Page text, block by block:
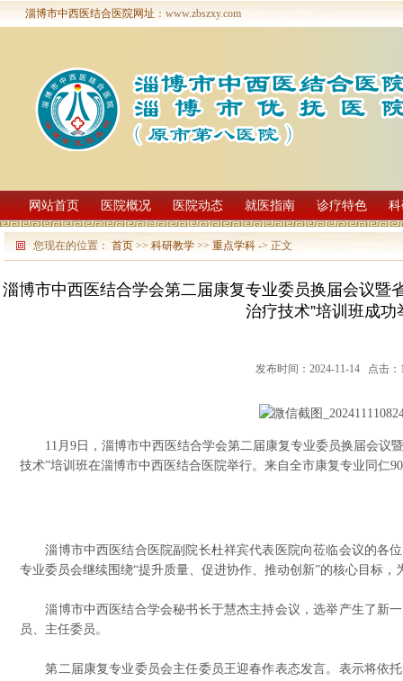
淄博市中西医结合医院网址 ：www.zbszxy.com
网站首页 医院概况 医院动态 就医指南 诊疗特色
您现在的位置： 首页 >> 科研教学 >> 重点学科 -> 正文
淄博市中西医结合学会第二届康复专业委员换届会议暨
治疗技术”培训班成功
发布时间：2024-11-14 点击：
11月9日，淄博市中西医结合学会第二届康复专业委员换届会议
技术”培训班在淄博市中西医结合医院举行。来自全市康复专业同仁
淄博市中西医结合医院副院长杜祥宾代表医院向莅临会议的各
专业委员会继续围绕“提升质量、促进协作、推动创新”的核心目标
淄博市中西医结合学会秘书长于慧杰主持会议，选举产生了新
员、主任委员。
第二届康复专业委员会主任委员王迎春作表态发言。表示将依